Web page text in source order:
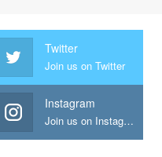
Twitter
Join us on Twitter
Instagram
Join us on Instagram